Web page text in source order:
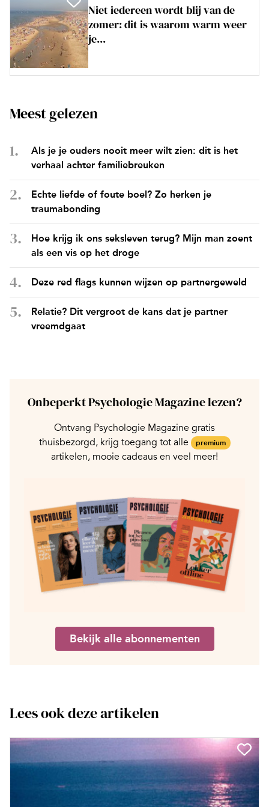
Niet iedereen wordt blij van de
zomer: dit is waarom warm weer
je...
Meest gelezen
Als je je ouders nooit meer wilt zien: dit is het
verhaal achter familiebreuken
Echte liefde of foute boel? Zo herken je
traumabonding
Hoe krijg ik ons seksleven terug? Mijn man zoent
als een vis op het droge
Deze red flags kunnen wijzen op partnergeweld
Relatie? Dit vergroot de kans dat je partner
vreemdgaat
Onbeperkt Psychologie Magazine lezen?
Ontvang Psychologie Magazine gratis
thuisbezorgd, krijg toegang tot alle
premium
artikelen, mooie cadeaus en veel meer!
Bekijk alle abonnementen
Lees ook deze artikelen